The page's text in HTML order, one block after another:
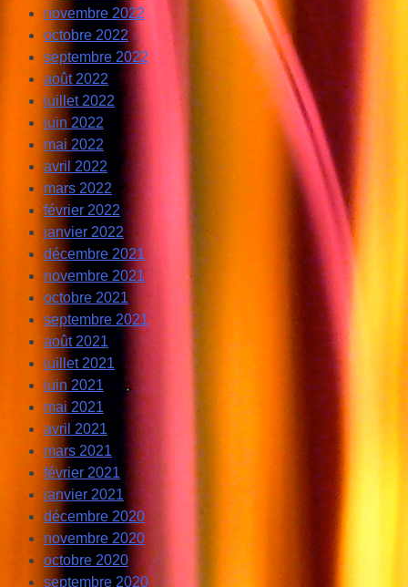
novembre 2022
octobre 2022
septembre 2022
août 2022
juillet 2022
juin 2022
mai 2022
avril 2022
mars 2022
février 2022
janvier 2022
décembre 2021
novembre 2021
octobre 2021
septembre 2021
août 2021
juillet 2021
juin 2021
mai 2021
avril 2021
mars 2021
février 2021
janvier 2021
décembre 2020
novembre 2020
octobre 2020
septembre 2020